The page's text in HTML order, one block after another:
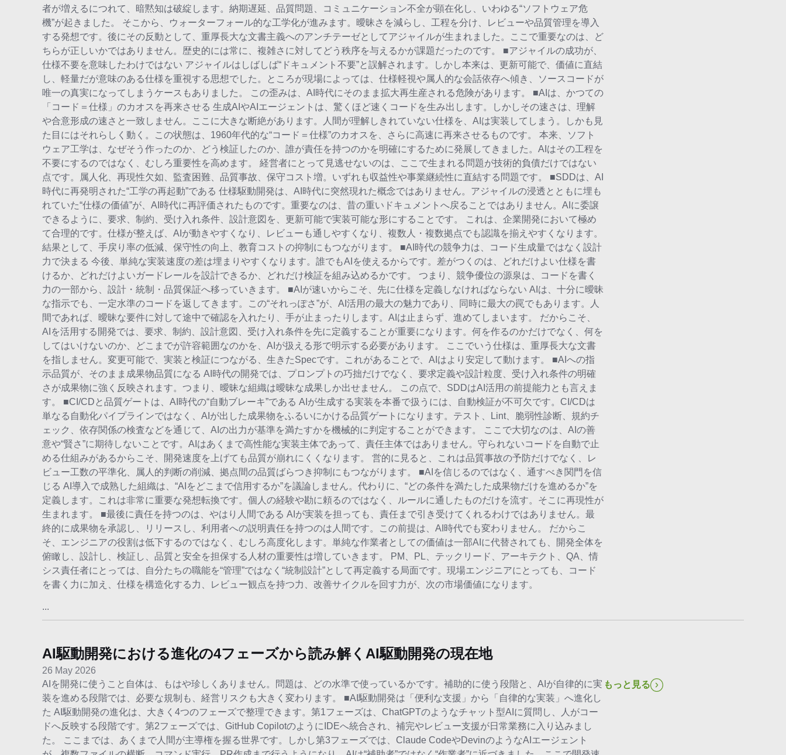
者が増えるにつれて、暗黙知は破綻します。納期遅延、品質問題、コミュニケーション不全が顕在化し、いわゆる“ソフトウェア危
機”が起きました。 そこから、ウォーターフォール的な工学化が進みます。曖昧さを減らし、工程を分け、レビューや品質管理を導入
する発想です。後にその反動として、重厚長大な文書主義へのアンチテーゼとしてアジャイルが生まれました。ここで重要なのは、ど
ちらが正しいかではありません。歴史的には常に、複雑さに対してどう秩序を与えるかが課題だったのです。 ■アジャイルの成功が、
仕様不要を意味したわけではない アジャイルはしばしば“ドキュメント不要”と誤解されます。しかし本来は、更新可能で、価値に直結
し、軽量だが意味のある仕様を重視する思想でした。ところが現場によっては、仕様軽視や属人的な会話依存へ傾き、ソースコードが
唯一の真実になってしまうケースもありました。 この歪みは、AI時代にそのまま拡大再生産される危険があります。 ■AIは、かつての
「コード＝仕様」のカオスを再来させる 生成AIやAIエージェントは、驚くほど速くコードを生み出します。しかしその速さは、理解
や合意形成の速さと一致しません。ここに大きな断絶があります。人間が理解しきれていない仕様を、AIは実装してしまう。しかも見
た目にはそれらしく動く。この状態は、1960年代的な“コード＝仕様”のカオスを、さらに高速に再来させるものです。 本来、ソフト
ウェア工学は、なぜそう作ったのか、どう検証したのか、誰が責任を持つのかを明確にするために発展してきました。AIはその工程を
不要にするのではなく、むしろ重要性を高めます。 経営者にとって見逃せないのは、ここで生まれる問題が技術的負債だけではない
点です。属人化、再現性欠如、監査困難、品質事故、保守コスト増。いずれも収益性や事業継続性に直結する問題です。 ■SDDは、AI
時代に再発明された“工学の再起動”である 仕様駆動開発は、AI時代に突然現れた概念ではありません。アジャイルの浸透とともに埋も
れていた“仕様の価値”が、AI時代に再評価されたものです。重要なのは、昔の重いドキュメントへ戻ることではありません。AIに委譲
できるように、要求、制約、受け入れ条件、設計意図を、更新可能で実装可能な形にすることです。 これは、企業開発において極め
て合理的です。仕様が整えば、AIが動きやすくなり、レビューも通しやすくなり、複数人・複数拠点でも認識を揃えやすくなります。
結果として、手戻り率の低減、保守性の向上、教育コストの抑制にもつながります。 ■AI時代の競争力は、コード生成量ではなく設計
力で決まる 今後、単純な実装速度の差は埋まりやすくなります。誰でもAIを使えるからです。差がつくのは、どれだけよい仕様を書
けるか、どれだけよいガードレールを設計できるか、どれだけ検証を組み込めるかです。 つまり、競争優位の源泉は、コードを書く
力の一部から、設計・統制・品質保証へ移っていきます。 ■AIが速いからこそ、先に仕様を定義しなければならない AIは、十分に曖昧
な指示でも、一定水準のコードを返してきます。この“それっぽさ”が、AI活用の最大の魅力であり、同時に最大の罠でもあります。人
間であれば、曖昧な要件に対して途中で確認を入れたり、手が止まったりします。AIは止まらず、進めてしまいます。 だからこそ、
AIを活用する開発では、要求、制約、設計意図、受け入れ条件を先に定義することが重要になります。何を作るのかだけでなく、何を
してはいけないのか、どこまでが許容範囲なのかを、AIが扱える形で明示する必要があります。 ここでいう仕様は、重厚長大な文書
を指しません。変更可能で、実装と検証につながる、生きたSpecです。これがあることで、AIはより安定して動けます。 ■AIへの指
示品質が、そのまま成果物品質になる AI時代の開発では、プロンプトの巧拙だけでなく、要求定義や設計粒度、受け入れ条件の明確
さが成果物に強く反映されます。つまり、曖昧な組織は曖昧な成果しか出せません。 この点で、SDDはAI活用の前提能力とも言えま
す。 ■CI/CDと品質ゲートは、AI時代の“自動ブレーキ”である AIが生成する実装を本番で扱うには、自動検証が不可欠です。CI/CDは
単なる自動化パイプラインではなく、AIが出した成果物をふるいにかける品質ゲートになります。テスト、Lint、脆弱性診断、規約チ
ェック、依存関係の検査などを通じて、AIの出力が基準を満たすかを機械的に判定することができます。 ここで大切なのは、AIの善
意や“賢さ”に期待しないことです。AIはあくまで高性能な実装主体であって、責任主体ではありません。守られないコードを自動で止
める仕組みがあるからこそ、開発速度を上げても品質が崩れにくくなります。 営的に見ると、これは品質事故の予防だけでなく、レ
ビュー工数の平準化、属人的判断の削減、拠点間の品質ばらつき抑制にもつながります。 ■AIを信じるのではなく、通すべき関門を信
じる AI導入で成熟した組織は、“AIをどこまで信用するか”を議論しません。代わりに、“どの条件を満たした成果物だけを進めるか”を
定義します。これは非常に重要な発想転換です。個人の経験や勘に頼るのではなく、ルールに通したものだけを流す。そこに再現性が
生まれます。 ■最後に責任を持つのは、やはり人間である AIが実装を担っても、責任まで引き受けてくれるわけではありません。最
終的に成果物を承認し、リリースし、利用者への説明責任を持つのは人間です。この前提は、AI時代でも変わりません。 だからこ
そ、エンジニアの役割は低下するのではなく、むしろ高度化します。単純な作業者としての価値は一部AIに代替されても、開発全体を
俯瞰し、設計し、検証し、品質と安全を担保する人材の重要性は増していきます。 PM、PL、テックリード、アーキテクト、QA、情
シス責任者にとっては、自分たちの職能を“管理”ではなく“統制設計”として再定義する局面です。現場エンジニアにとっても、コード
を書く力に加え、仕様を構造化する力、レビュー観点を持つ力、改善サイクルを回す力が、次の市場価値になります。
...
AI駆動開発における進化の4フェーズから読み解くAI駆動開発の現在地
26 May 2026
AIを開発に使うこと自体は、もはや珍しくありません。問題は、どの水準で使っているかです。補助的に使う段階と、AIが自律的に実
装を進める段階では、必要な規制も、経営リスクも大きく変わります。 ■AI駆動開発は「便利な支援」から「自律的な実装」へ進化し
た AI駆動開発の進化は、大きく4つのフェーズで整理できます。第1フェーズは、ChatGPTのようなチャット型AIに質問し、人がコー
ドへ反映する段階です。第2フェーズでは、GitHub CopilotのようにIDEへ統合され、補完やレビュー支援が日常業務に入り込みまし
た。 ここまでは、あくまで人間が主導権を握る世界です。しかし第3フェーズでは、Claude CodeやDevinのようなAIエージェント
もっと見る